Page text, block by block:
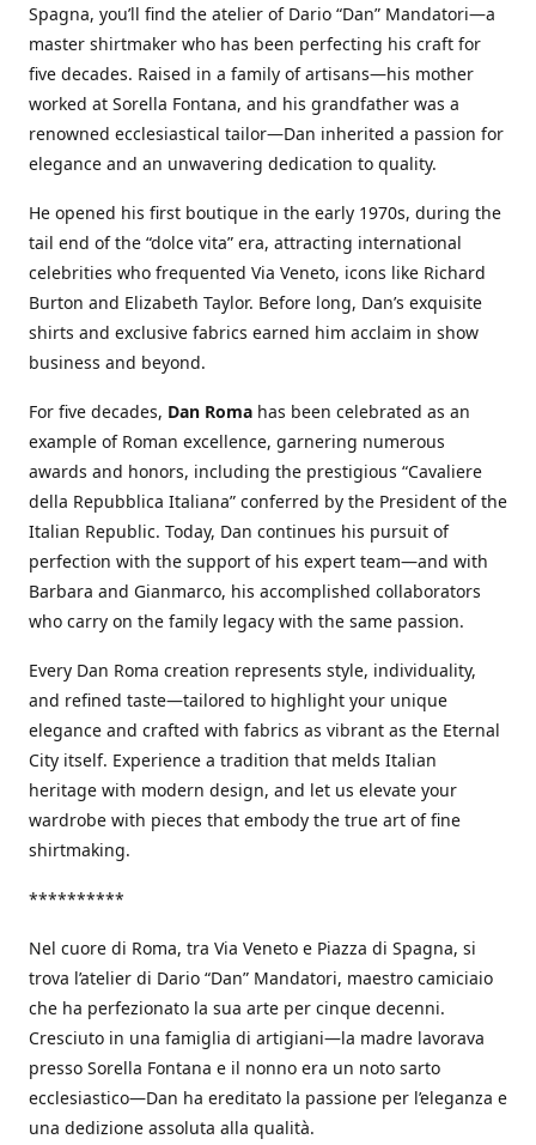
Spagna, you’ll find the atelier of Dario “Dan” Mandatori—a
master shirtmaker who has been perfecting his craft for
five decades. Raised in a family of artisans—his mother
worked at Sorella Fontana, and his grandfather was a
renowned ecclesiastical tailor—Dan inherited a passion for
elegance and an unwavering dedication to quality.
He opened his first boutique in the early 1970s, during the
tail end of the “dolce vita” era, attracting international
celebrities who frequented Via Veneto, icons like Richard
Burton and Elizabeth Taylor. Before long, Dan’s exquisite
shirts and exclusive fabrics earned him acclaim in show
business and beyond.
For five decades, Dan Roma has been celebrated as an
example of Roman excellence, garnering numerous
awards and honors, including the prestigious “Cavaliere
della Repubblica Italiana” conferred by the President of the
Italian Republic. Today, Dan continues his pursuit of
perfection with the support of his expert team—and with
Barbara and Gianmarco, his accomplished collaborators
who carry on the family legacy with the same passion.
Every Dan Roma creation represents style, individuality,
and refined taste—tailored to highlight your unique
elegance and crafted with fabrics as vibrant as the Eternal
City itself. Experience a tradition that melds Italian
heritage with modern design, and let us elevate your
wardrobe with pieces that embody the true art of fine
shirtmaking.
**********
Nel cuore di Roma, tra Via Veneto e Piazza di Spagna, si
trova l’atelier di Dario “Dan” Mandatori, maestro camiciaio
che ha perfezionato la sua arte per cinque decenni.
Cresciuto in una famiglia di artigiani—la madre lavorava
presso Sorella Fontana e il nonno era un noto sarto
ecclesiastico—Dan ha ereditato la passione per l’eleganza e
una dedizione assoluta alla qualità.